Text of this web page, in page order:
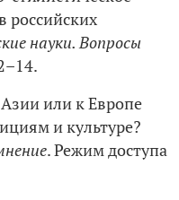
российских
науки. Вопросы
или к Европе
и культуре?
. Режим доступа